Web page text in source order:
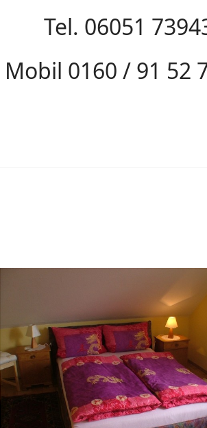
Tel. 06051
Mobil 0160 / 91 52